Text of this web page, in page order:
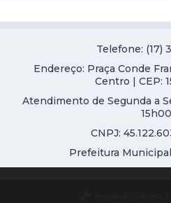
Telefone: (17)
Endereço: Praça Conde
Centro | CEP:
Atendimento de Segunda a
15h00
CNPJ:
Prefeitura